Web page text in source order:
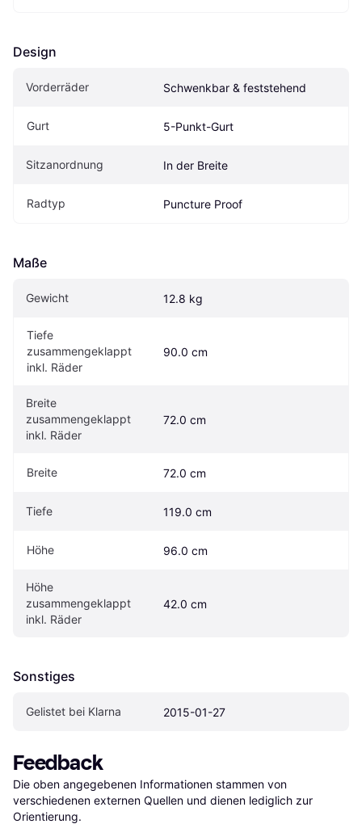
Design
Vorderräder Schwenkbar & feststehend
Gurt 5-Punkt-Gurt
Sitzanordnung In der Breite
Radtyp Puncture Proof
Maße
Gewicht 12.8 kg
Tiefe
zusammengeklappt
inkl. Räder
90.0 cm
Breite
zusammengeklappt
inkl. Räder
72.0 cm
Breite 72.0 cm
Tiefe 119.0 cm
Höhe 96.0 cm
Höhe
zusammengeklappt
inkl. Räder
42.0 cm
Sonstiges
Gelistet bei Klarna 2015-01-27
Feedback
Die oben angegebenen Informationen stammen von
verschiedenen externen Quellen und dienen lediglich zur
Orientierung.